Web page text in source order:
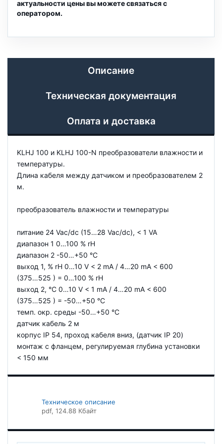
актуальности цены вы можете связаться с
оператором.
Описание
Техническая документация
Оплата и доставка
KLHJ 100 и KLHJ 100-N преобразователи влажности и
температуры.
Длина кабеля между датчиком и преобразователем 2
м.
преобразователь влажности и температуры
питание 24 Vac/dc (15…28 Vac/dc), < 1 VA
диапазон 1 0…100 % rH
диапазон 2 -50…+50 °C
выход 1, % rH 0…10 V < 2 mA / 4…20 mA < 600
(375…525 ) = 0…100 % rH
выход 2, °C 0…10 V < 1 mA / 4…20 mA < 600
(375…525 ) = -50…+50 °C
темп. окр. среды -50…+50 °C
датчик кабель 2 м
корпус IP 54, проход кабеля вниз, (датчик IP 20)
монтаж с фланцем, регулируемая глубина установки
< 150 мм
Техническое описание
pdf, 124.88 Кбайт